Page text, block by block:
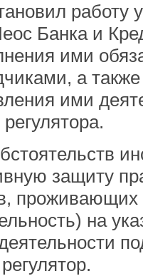
работу
Банка и
ими
а также
ими
защиту
на